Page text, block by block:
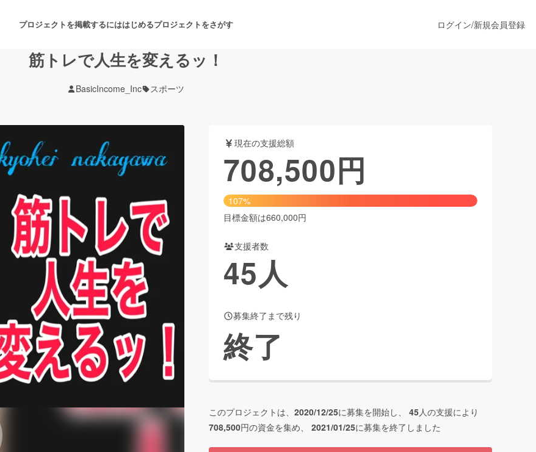
プロジェクトを掲載するにははじめるプロジェクトをさがす
音楽 舞台・パフォーマンス
ファッション
書籍・雑誌出版 アニメ・漫画
チャレンジ ビューティー・ヘルスケア
CAMPFIRE for Social GoodCAMPFIRE Creation
CAMPFIREふるさと納税machi-ya コミュニティ
ログイン/新規会員登録
筋トレで人生を変えるッ！
BasicIncome_Inc スポーツ
現在の支援総額
708,500円
107%
目標金額は660,000円
支援者数
45人
募集終了まで残り
終了
このプロジェクトは、 2020/12/25に募集を開始し、 45人の支援により
708,500円の資金を集め、 2021/01/25に募集を終了しました